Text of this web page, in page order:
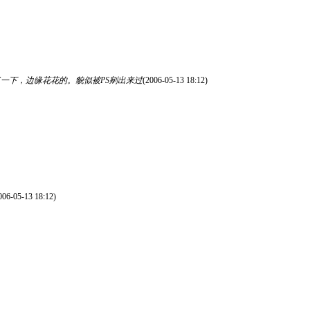
下，边缘花花的。貌似被PS剜出来过(2006-05-13 18:12)
05-13 18:12)